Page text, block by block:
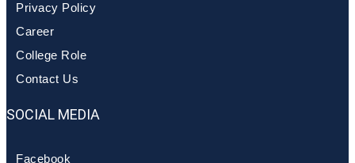
Privacy Policy
Career
College Role
Contact Us
SOCIAL MEDIA
Facebook